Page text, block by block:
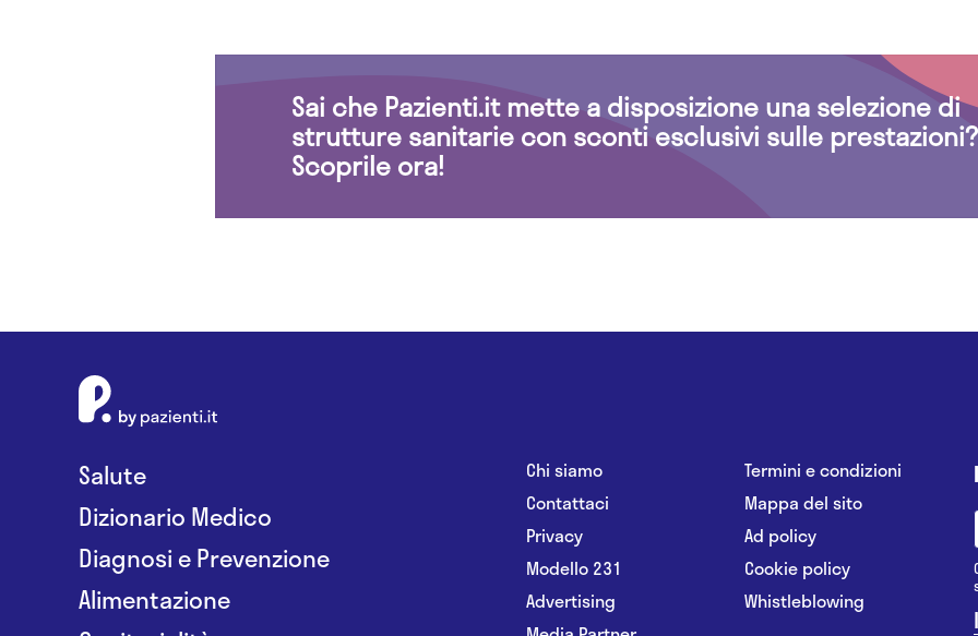
Sai che Pazienti.it mette a disposizione una selezione di
strutture sanitarie con sconti esclusivi sulle prestazioni?
Scoprile ora!
Salute
Dizionario Medico
Diagnosi e Prevenzione
Alimentazione
Chi siamo
Contattaci
Privacy
Modello 231
Advertising
Termini e condizioni
Mappa del sito
Ad policy
Cookie policy
Whistleblowing